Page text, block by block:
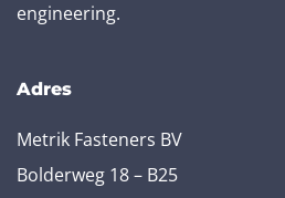
engineering.
Adres
Metrik Fasteners BV
Bolderweg 18 – B25